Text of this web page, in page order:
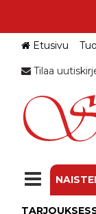
Etusivu
Tilaa